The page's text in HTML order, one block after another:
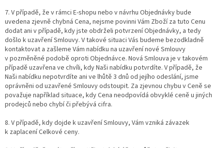
7. V případě, že v rámci E-shopu nebo v návrhu Objednávky bude
uvedena zjevně chybná Cena, nejsme povinni Vám Zboží za tuto Cenu
dodat ani v případě, kdy jste obdrželi potvrzení Objednávky, a tedy
došlo k uzavření Smlouvy. V takové situaci Vás budeme bezodkladně
kontaktovat a zašleme Vám nabídku na uzavření nové Smlouvy
v pozměněné podobě oproti Objednávce. Nová Smlouva je v takovém
případě uzavřena ve chvíli, kdy Naši nabídku potvrdíte. V případě, že
Naši nabídku nepotvrdíte ani ve lhůtě 3 dnů od jejího odeslání, jsme
oprávněni od uzavřené Smlouvy odstoupit. Za zjevnou chybu v Ceně se
považuje například situace, kdy Cena neodpovídá obvyklé ceně u jiných
prodejců nebo chybí či přebývá cifra.
8. V případě, kdy dojde k uzavření Smlouvy, Vám vzniká závazek
k zaplacení Celkové ceny.